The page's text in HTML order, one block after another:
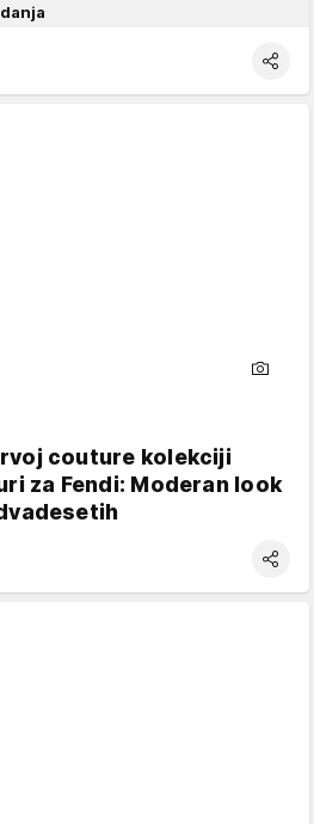
couture kolekciji
za Fendi: Moderan look